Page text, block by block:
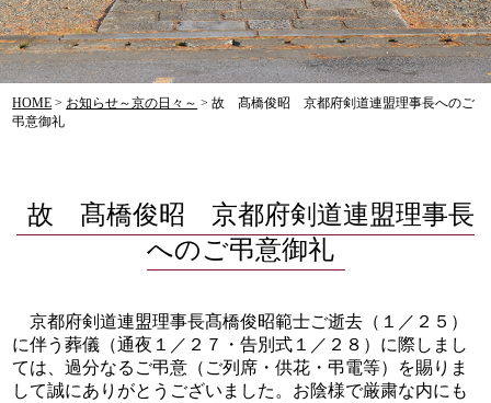
HOME > お知らせ～京の日々～ >故 髙橋俊昭 京都府剣道連盟理事長へのご
弔意御礼
故 髙橋俊昭 京都府剣道連盟理事長
へのご弔意御礼
京都府剣道連盟理事長髙橋俊昭範士ご逝去（１／２５）
に伴う葬儀（通夜１／２７・告別式１／２８）に際しまし
ては、過分なるご弔意（ご列席・供花・弔電等）を賜りま
して誠にありがとうございました。お陰様で厳粛な内にも